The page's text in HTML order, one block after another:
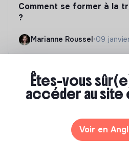
Comment se former à la
?
Marianne Roussel •09
Êtes-vous
accéder au site
Voir en